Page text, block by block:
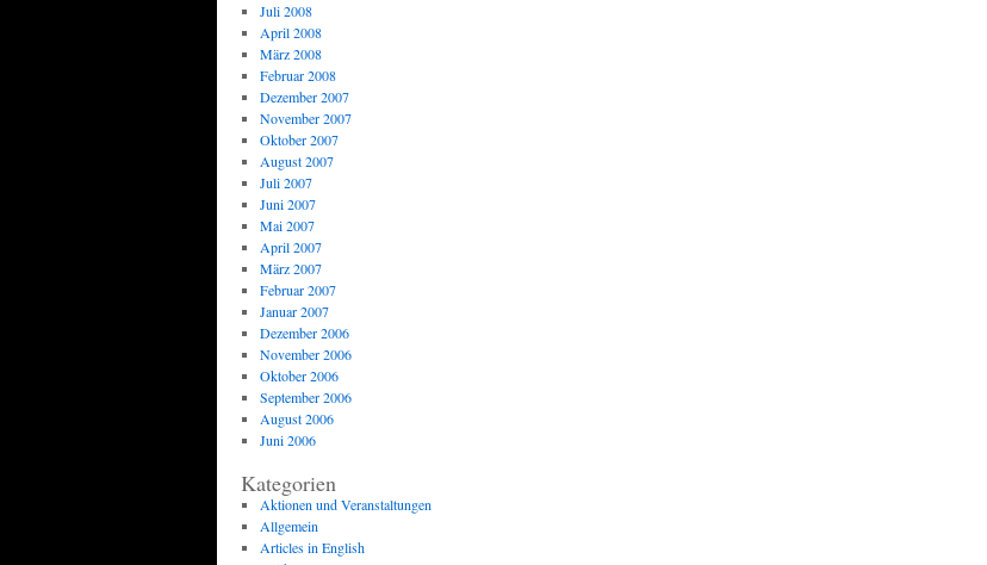
Juli 2008
April 2008
März 2008
Februar 2008
Dezember 2007
November 2007
Oktober 2007
August 2007
Juli 2007
Juni 2007
Mai 2007
April 2007
März 2007
Februar 2007
Januar 2007
Dezember 2006
November 2006
Oktober 2006
September 2006
August 2006
Juni 2006
Kategorien
Aktionen und Veranstaltungen
Allgemein
Articles in English